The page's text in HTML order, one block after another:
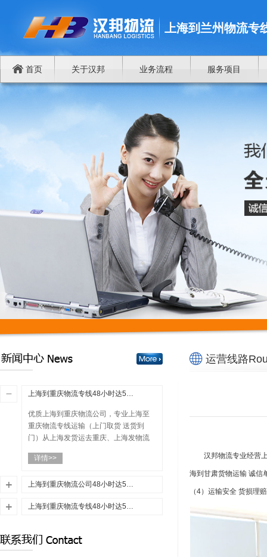
上海到兰州物流专
首页 关于汉邦 业务流程 服务项目
上海到重庆物流专线48小时达500元/吨（实物分配）
优质上海到重庆物流公司，专业上海至
重庆物流专线运输（上门取货 送货到
门）从上海发货运去重庆、上海发物流
详情>>
上海到重庆物流公司48小时达500元/吨（物流的划分）
优质上海到重庆物流公司，专业上海至
到重庆，一站式...
上海到重庆物流专线48小时达500元/吨（物流的起源及发展）
（物流的起源及发展）如果从物体的流
动来理解，物流是一种古老又平常...
运营线路
汉邦物流专业经营
海到甘肃货物运输 诚信
（4）运输安全 货损理